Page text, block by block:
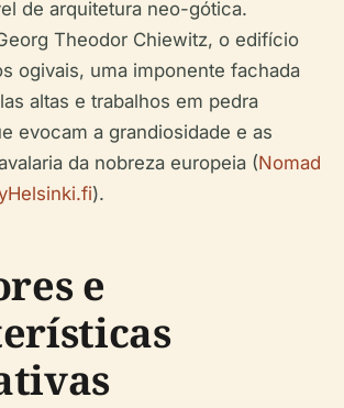
de arquitetura neo-gótica.
Theodor Chiewitz, o edifício
ogivais, uma imponente fachada
altas e trabalhos em pedra
evocam a grandiosidade e as
da nobreza europeia (Nomad
).
e